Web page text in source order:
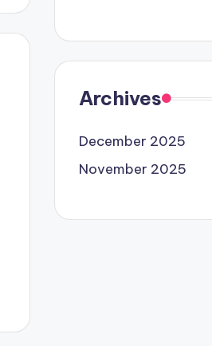
Archives
December 2025
November 2025